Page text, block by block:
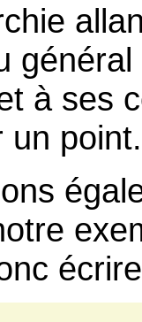
à ses
un point.